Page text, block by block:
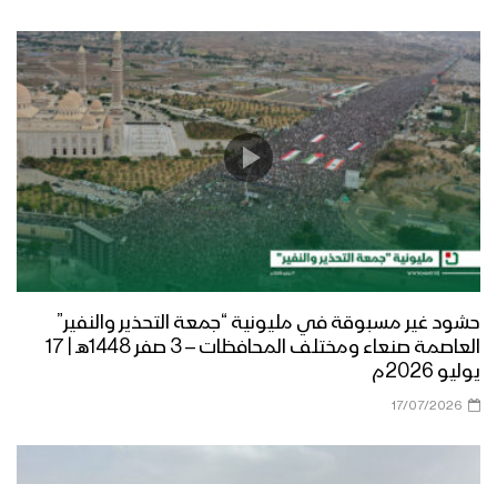
حشود غير مسبوقة في مليونية “جمعة التحذير والنفير”
العاصمة صنعاء ومختلف المحافظات – 3 صفر 1448هـ | 17
يوليو 2026م
17/07/2026